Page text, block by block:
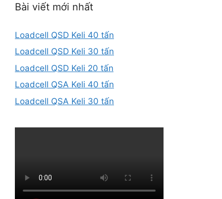
Bài viết mới nhất
Loadcell QSD Keli 40 tấn
Loadcell QSD Keli 30 tấn
Loadcell QSD Keli 20 tấn
Loadcell QSA Keli 40 tấn
Loadcell QSA Keli 30 tấn